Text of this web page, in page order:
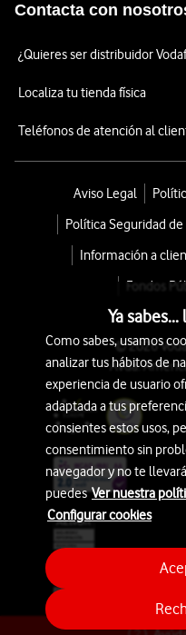
Contacta con
¿Quieres ser distribuidor
Localiza tu tienda física
Teléfonos de atención al
Aviso Legal
Política Seguridad
Información a
Fondos
© 2026
Avda.
Ya
Como sabes, usamos
analizar tus hábitos de
experiencia de usuario
adaptada a tus
consientes estos usos,
consentimiento sin
navegador y no te
puedesVer nuestra
Configurar cookies